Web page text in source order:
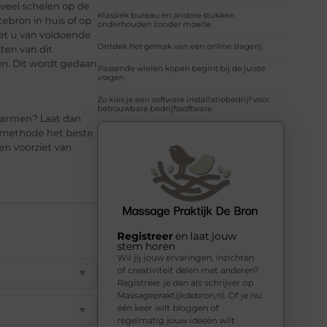
schelen op de
in huis of op
u van voldoende
van dit
Dit wordt gedaan
? Laat dan
het beste
voorziet van
▼
▼
Klassiek bureau en andere stukken
onderhouden zonder moeite
Ontdek het gemak van een online slagerij
Passende wielen kopen begint bij de juiste
vragen
Zo kies je een software installatiebedrijf voor
betrouwbare bedrijfssoftware
Registreer en laat jouw
stem horen
Wil jij jouw ervaringen, inzichten
of creativiteit delen met anderen?
Registreer je dan als schrijver op
Massagepraktijkdebron.nl. Of je nu
één keer wilt bloggen of
regelmatig jouw ideeën wilt